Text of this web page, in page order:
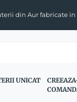
din Aur fabricate
UNICAT